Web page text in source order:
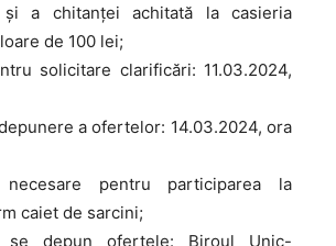
a chitanței achitată la casieria
de 100 lei;
solicitare clarificări: 11.03.2024,
a ofertelor: 14.03.2024, ora
necesare pentru participarea la
caiet de sarcini;
se depun ofertele: Biroul Unic-